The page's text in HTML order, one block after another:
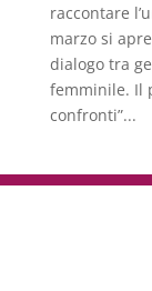
raccontare
marzo si
dialogo tra
femminile. Il
confronti”...